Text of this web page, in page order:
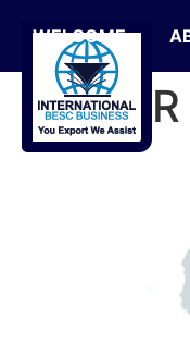
WELCOME